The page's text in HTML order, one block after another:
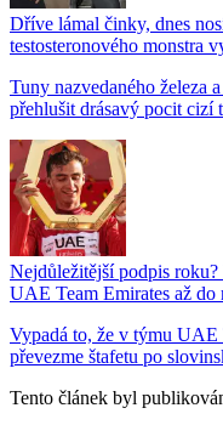
Dříve lámal činky, dnes
testosteronového monstra
Tuny nazvedaného železa
přehlušit drásavý pocit cizí
Nejdůležitější podpis roku?
UAE Team Emirates až do
Vypadá to, že v týmu UAE
převezme štafetu po
Tento článek byl